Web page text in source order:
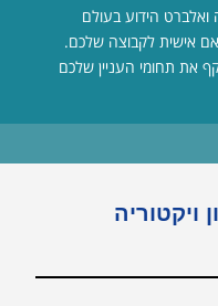
ואלברט הידוע בעולם
של 3 שעות המותאם אישית לקבוצה שלכם.
את תחומי העניין שלכם
ויקטוריה